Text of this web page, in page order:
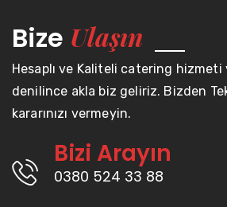
Bize Ulaşın
Hesaplı ve Kaliteli catering
denilince akla biz geliriz. Bizden
kararınızı vermeyin.
Bizi Arayın
0380 524 33 88